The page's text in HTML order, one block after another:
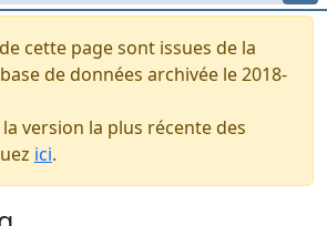
cette page sont issues de la
de données archivée le 2018-
version la plus récente des
ici.